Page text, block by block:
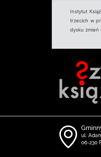
Instytut
trzecich w
dysku zmień
ul.
06-230